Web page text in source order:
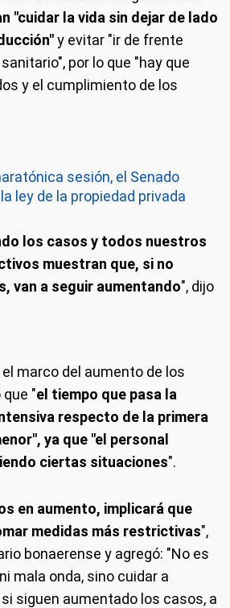
"cuidar la vida sin dejar de lado
y evitar "ir de frente
por lo que "hay que
y el cumplimiento de los
sesión, el Senado
ley de la propiedad privada
los casos y todos nuestros
muestran que, si no
van a seguir aumentando", dijo
marco del aumento de los
"el tiempo que pasa la
respecto de la primera
ya que "el personal
ciertas situaciones".
en aumento, implicará que
medidas más restrictivas",
bonaerense y agregó: "No es
mala onda, sino cuidar a
siguen aumentado los casos, a